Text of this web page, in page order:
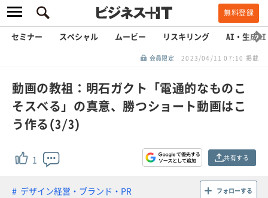
無料登録
セミナー スペシャル ムービー リスキリング AI・生成AI
会員限定 2023/04/11 07:10 掲載
動画の教祖：明石ガクト「電通的なものこ
そスベる」の真意、勝つショート動画はこ
う作る(3/3)
1 共有する
デザイン経営・ブランド・PR フォローする